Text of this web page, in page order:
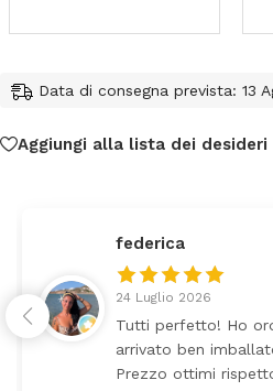
Data di consegna prevista: 13
Aggiungi alla lista dei desideri
che é
❤️